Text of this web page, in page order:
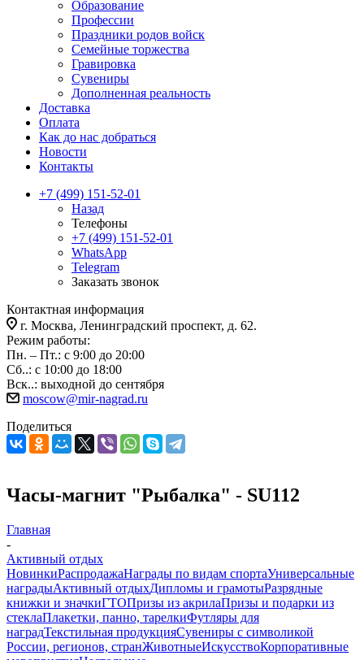
Образование
Профессии
Праздники родов войск
Семейные торжества
Гравировка
Сувениры
Дополненная реальность
Доставка
Оплата
Как до нас добраться
Новости
Контакты
+7 (499) 151-52-01
Назад
Телефоны
+7 (499) 151-52-01
WhatsApp
Telegram
Заказать звонок
Контактная информация
г. Москва, Ленинградский проспект, д. 62.
Режим работы:
Пн. – Пт.: с 9:00 до 20:00
Сб..: с 10:00 до 18:00
Вск..: выходной до сентября
moscow@mir-nagrad.ru
Поделиться
Часы-магнит "Рыбалка" - SU112
Главная
-
Активный отдых
НовинкиРаспродажаНаграды по видам спортаУниверсальные
наградыАктивный отдыхДипломы и грамотыРазрядные
книжки и значкиГТОПризы из акрилаПризы и подарки из
стеклаПлакетки, панно, тарелкиФутляры для
наградТекстильная продукцияСувениры с символикой
России, регионов, странЖивотныеИскусствоКорпоративные